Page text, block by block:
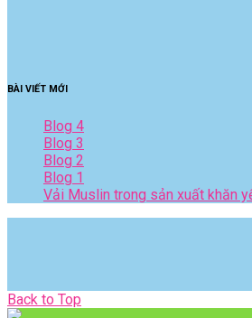
BÀI VIẾT MỚI
Blog 4
Blog 3
Blog 2
Blog 1
Vải Muslin trong sản xuất khăn
Back to Top